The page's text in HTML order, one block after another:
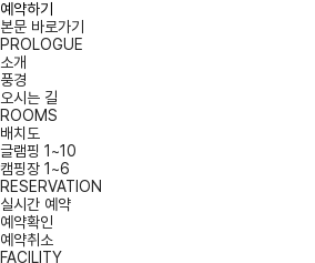
예약하기
본문 바로가기
PROLOGUE
소개
풍경
오시는 길
ROOMS
배치도
글램핑 1~10
캠핑장 1~6
RESERVATION
실시간 예약
예약확인
예약취소
FACILITY